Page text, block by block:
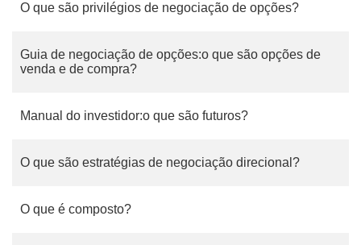
O que são privilégios de negociação de opções?
Guia de negociação de opções:o que são opções de
venda e de compra?
Manual do investidor:o que são futuros?
O que são estratégias de negociação direcional?
O que é composto?